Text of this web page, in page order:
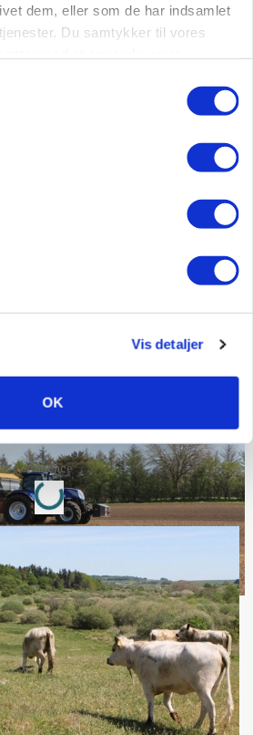
dem, eller som de har indsamlet
Du samtykker til vores
Vis detaljer
OK
Annonce
og
ny gødskningslov: Sådan
bedrift fra 2027
Annonce
Loading...